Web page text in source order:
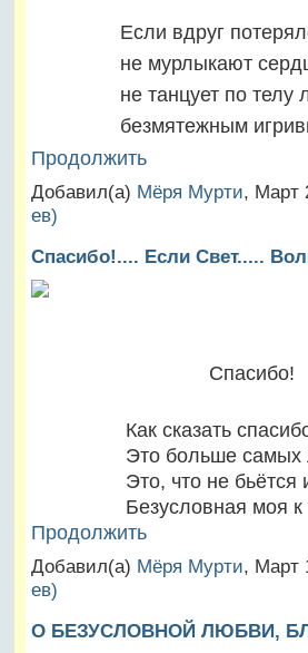
Если вдруг
не мурлыкают
не танцует по телу
безмятежным
Продолжить
Добавил(а) Мёря Мурти, Март
ев)
Спасибо!.... Если Свет.....
Спасибо!
Как сказать спасибо
Это больше самых
Это, что не бьётся и
Безусловная моя к
Продолжить
Добавил(а) Мёря Мурти, Март
ев)
О БЕЗУСЛОВНОЙ ЛЮБВИ,